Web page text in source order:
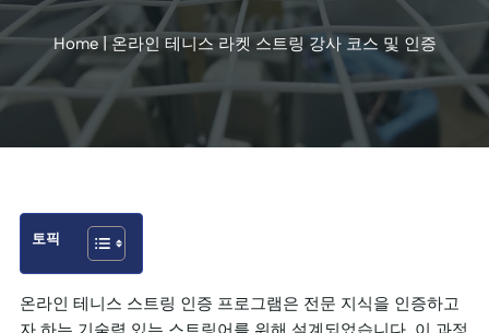
Home|온라인 테니스 라켓 스트링 강사 코스 및 인증
토픽
온라인 테니스 스트링 인증 프로그램은 전문 지식을 인증하고